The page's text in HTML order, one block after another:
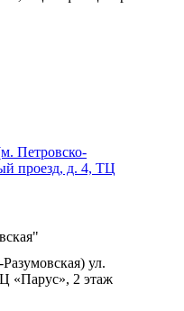
Петровско-
проезд, д. 4, ТЦ
ул.
«Парус», 2 этаж